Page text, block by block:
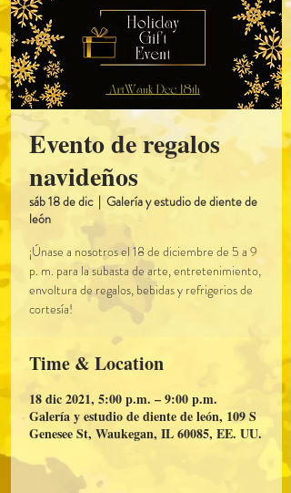
Evento de regalos
navideños
sáb 18 de dic
  |
Galería y estudio de diente de
león
¡Únase a nosotros el 18 de diciembre de 5 a 9
p. m. para la subasta de arte, entretenimiento,
envoltura de regalos, bebidas y refrigerios de
cortesía!
Time & Location
18 dic 2021, 5:00 p.m. – 9:00 p.m.
Galería y estudio de diente de león, 109 S
Genesee St, Waukegan, IL 60085, EE. UU.